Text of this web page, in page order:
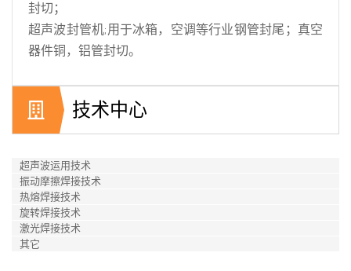
技术中心
超声波运用技术
振动摩擦焊接技术
热熔焊接技术
旋转焊接技术
激光焊接技术
其它
封切；
超声波封管机;用于冰箱，空调等行业钢管封尾；真空
器件铜，铝管封切。